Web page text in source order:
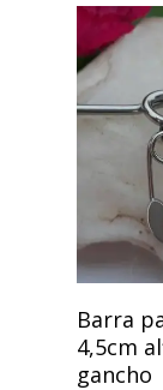
Barra
4,5cm
gancho